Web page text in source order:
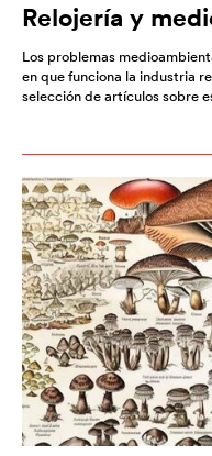
Relojería y
Los problemas
en que funciona la industria
selección de artículos sobre